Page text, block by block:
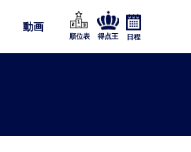
動画
順位表 得点王 日程